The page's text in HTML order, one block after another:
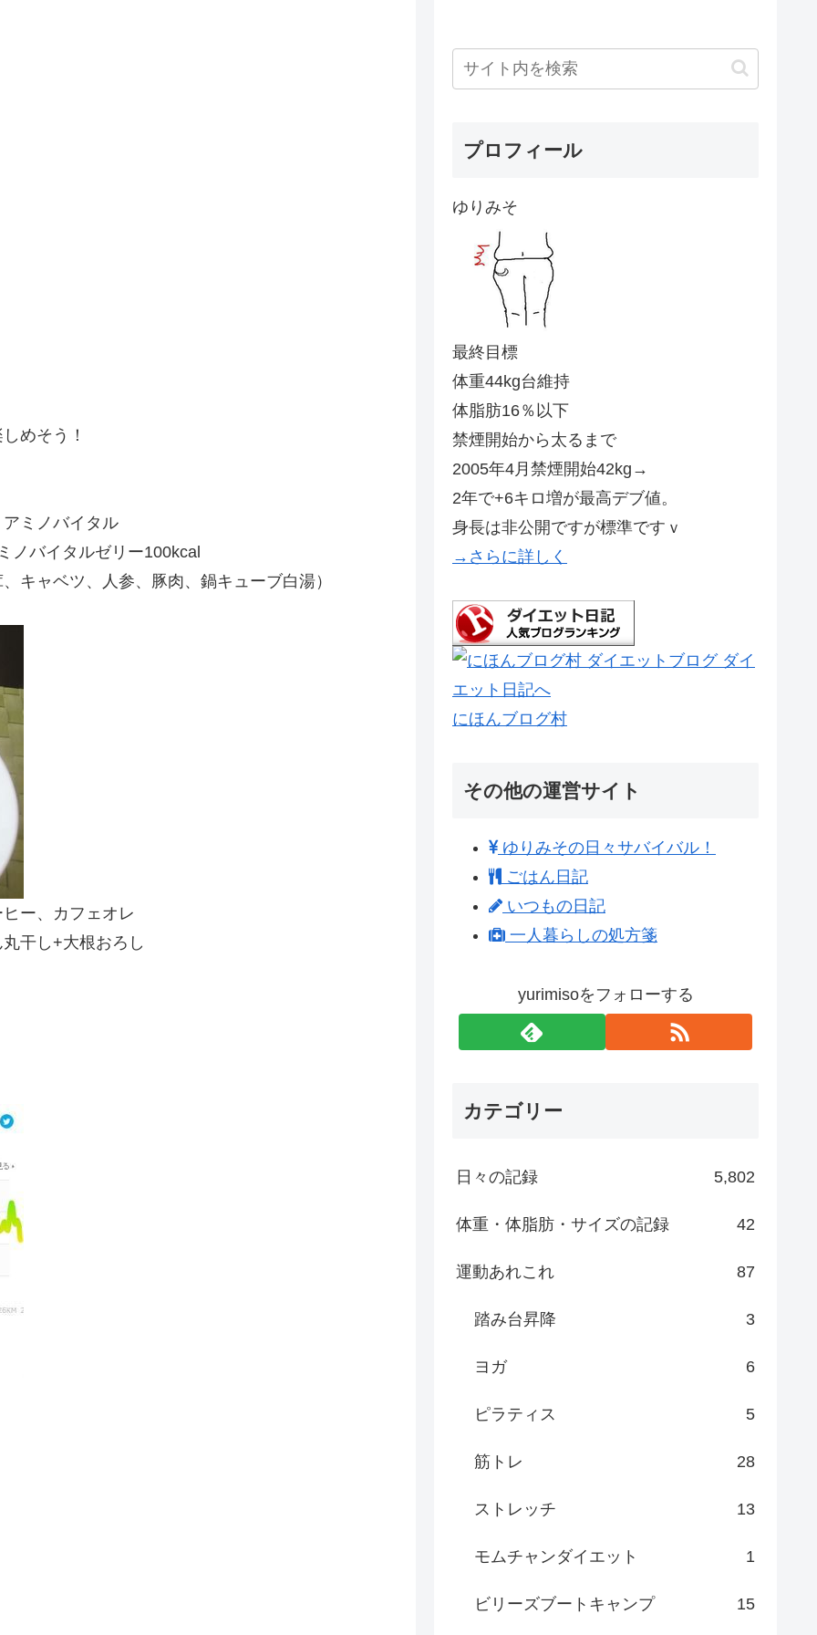
めそう！
ミノバイタル
バイタルゼリー100kcal
ャベツ、人参、豚肉、鍋キューブ白湯）
ー、カフェオレ
干し+大根おろし
プロフィール
ゆりみそ
最終目標
体重44kg台維持
体脂肪16％以下
禁煙開始から太るまで
2005年4月禁煙開始42kg→
2年で+6キロ増が最高デブ値。
身長は非公開ですが標準ですｖ
→さらに詳しく
にほんブログ村
その他の運営サイト
ゆりみその日々サバイバル！
ごはん日記
いつもの日記
一人暮らしの処方箋
yurimisoをフォローする
カテゴリー
日々の記録 5,802
体重・体脂肪・サイズの記録 42
運動あれこれ 87
踏み台昇降 3
ヨガ 6
ピラティス 5
筋トレ 28
ストレッチ 13
モムチャンダイエット 1
ビリーズブートキャンプ 15